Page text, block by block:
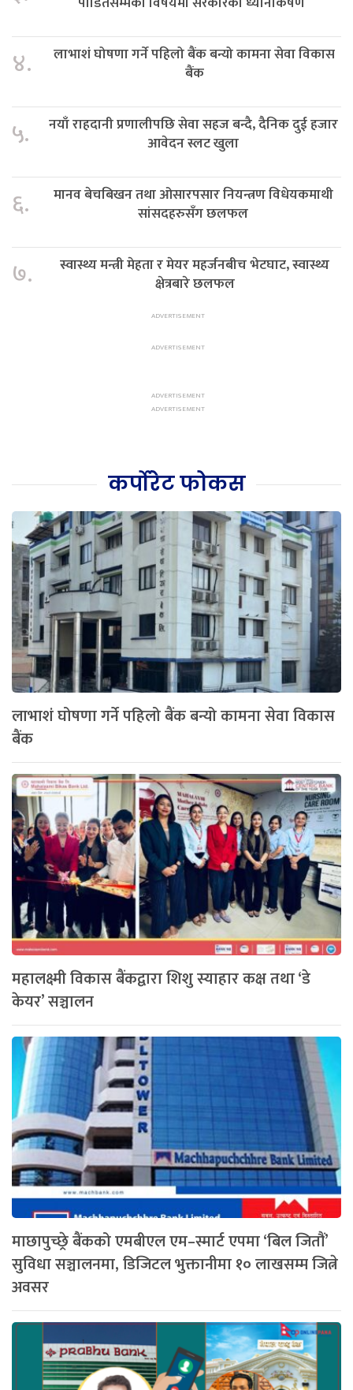
४.
लाभाशं घोषणा गर्ने पहिलो बैंक बन्यो कामना सेवा विकास
बैंक
५.
नयाँ राहदानी प्रणालीपछि सेवा सहज बन्दै, दैनिक दुई हजार
आवेदन स्लट खुला
६.
मानव बेचबिखन तथा ओसारपसार नियन्त्रण विधेयकमाथी
सांसदहरुसँग छलफल
७.
स्वास्थ्य मन्त्री मेहता र मेयर महर्जनबीच भेटघाट, स्वास्थ्य
क्षेत्रबारे छलफल
कर्पोरेट फोकस
लाभाशं घोषणा गर्ने पहिलो बैंक बन्यो कामना सेवा विकास
बैंक
महालक्ष्मी विकास बैंकद्वारा शिशु स्याहार कक्ष तथा ‘डे
केयर’ सञ्चालन
माछापुच्छ्रे बैंकको एमबीएल एम–स्मार्ट एपमा ‘बिल जितौं’
सुविधा सञ्चालनमा, डिजिटल भुक्तानीमा १० लाखसम्म जित्ने
अवसर